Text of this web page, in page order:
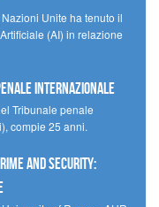
Unite ha tenuto il
(AI) in relazione
internazionale
Tribunale penale
compie 25 anni.
and Security: